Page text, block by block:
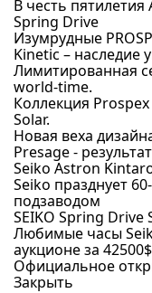
В честь пятилетия
Spring Drive
Изумрудные
Kinetic – наследие
Лимитированная
world-time.
Коллекция
Solar.
Новая веха
Presage -
Seiko Astron
Seiko празднует
подзаводом
SEIKO Spring Drive
Любимые часы
аукционе за 42500$
Официальное
Закрыть